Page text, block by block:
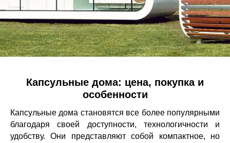
Капсульные дома: цена, покупка и
особенности
Капсульные дома становятся все более популярными
благодаря своей доступности, технологичности и
удобству. Они представляют собой компактное, но